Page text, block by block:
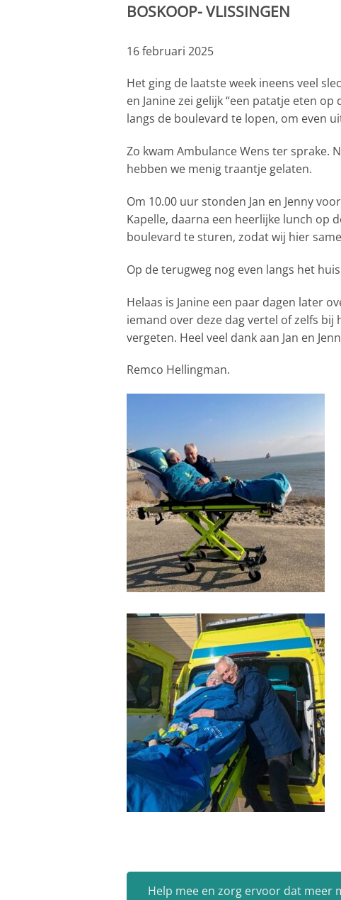
BOSKOOP- VLISSINGEN
16 februari 2025
Het ging de laatste week ineens veel
en Janine zei gelijk “een patatje eten
langs de boulevard te lopen, om even
Zo kwam Ambulance Wens ter sprake.
hebben we menig traantje gelaten.
Om 10.00 uur stonden Jan en Jenny
Kapelle, daarna een heerlijke lunch op
boulevard te sturen, zodat wij hier
Op de terugweg nog even langs het
Helaas is Janine een paar dagen later
iemand over deze dag vertel of zelfs
vergeten. Heel veel dank aan Jan en
Remco Hellingman.
Help mee en zorg ervoor dat meer